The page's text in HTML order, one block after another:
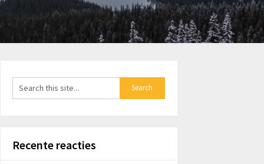
Recente reacties